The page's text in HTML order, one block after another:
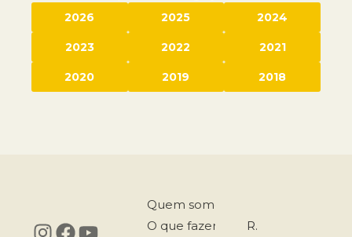
2026 2025 2024
2023 2022 2021
2020 2019 2018
Quem somos
O que fazemos
R.